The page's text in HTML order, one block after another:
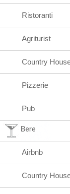
Ristoranti
Agriturist
Country
Pizzerie
Pub
Bere
Airbnb
Country